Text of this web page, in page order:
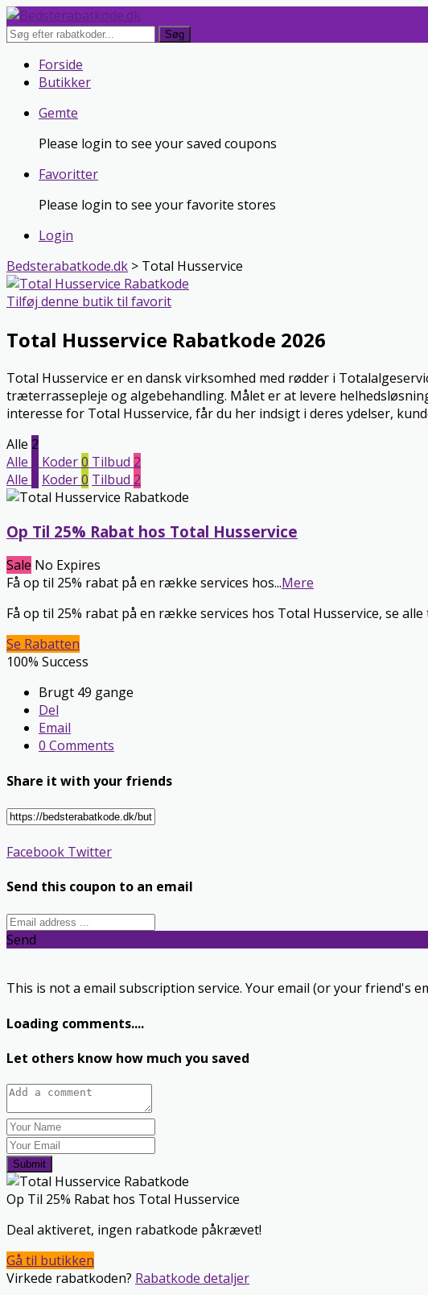
Søg
Skip Forside
Butikker
Gemte
Please login to see your saved coupons
Favoritter
Please login to see your favorite stores
Login
Bedsterabatkode.dk > Total Husservice
Tilføj denne butik til favorit
Total Husservice Rabatkode 2026
Total Husservice er en dansk virksomhed med rødder i
træterrassepleje og algebehandling. Målet er at levere
interesse for Total Husservice, får du her indsigt i deres ydelser,
Alle 2
Alle
Koder0 Tilbud 2
Alle
Koder0 Tilbud 2
Op Til 25% Rabat hos Total Husservice
Sale No Expires
Få op til 25% rabat på en række services hos...Mere
Få op til 25% rabat på en række services hos Total Husservice, se
Se Rabatten
100% Success
Brugt 49 gange
Del
Email
0 Comments
Share it with your friends
Facebook Twitter
Send this coupon to an email
Send
This is not a email subscription service. Your email (or your friend's
Loading comments....
Let others know how much you saved
Submit
Op Til 25% Rabat hos Total Husservice
Deal aktiveret, ingen rabatkode påkrævet!
Gå til butikken
Virkede rabatkoden? Rabatkode detaljer